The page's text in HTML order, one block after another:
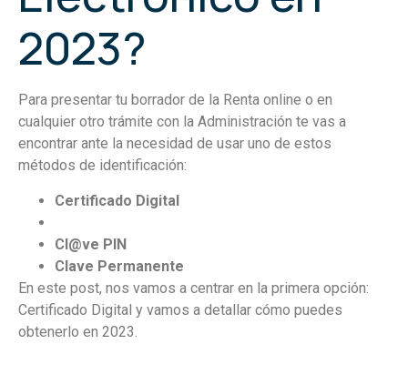
2023?
Para presentar tu borrador de la Renta online o en
cualquier otro trámite con la Administración te vas a
encontrar ante la necesidad de usar uno de estos
métodos de identificación:
Certificado Digital
Cl@ve PIN
Clave Permanente
En este post, nos vamos a centrar en la primera opción:
Certificado Digital y vamos a detallar cómo puedes
obtenerlo en 2023.